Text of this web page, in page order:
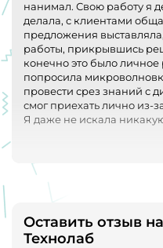
нанимал. Свою работу я
делала, с клиентами
предложения
работы, прикрывшись
конечно это было личное
попросила
провести срез знаний с
смог приехать лично из-
Я даже не искала
звонил и приглашал к
без объективных
что не надо работать с
какими бы
Оставить отзыв
Технолаб